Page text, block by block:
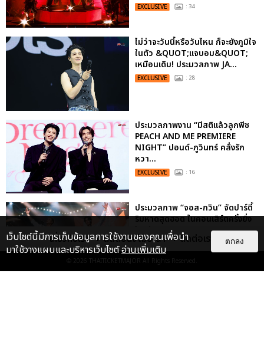
EXCLUSIVE : 34
ไม่ว่าจะวันนี้หรือวันไหน ก็จะยังภูมิใจ
ในตัว &QUOT;แจบอม&QUOT;
เหมือนเดิม! ประมวลภาพ JA...
EXCLUSIVE : 28
ประมวลภาพงาน “มีสติแล้วลูกพีช
PEACH AND ME PREMIERE
NIGHT” ปอนด์-ภูวินทร์ คลั่งรัก
หวา...
EXCLUSIVE : 16
ประมวลภาพ “จอส-กวิน” จัดปาร์ตี้
ริมหาดสุดฮอต ในคอนเสิร์ตครั้งยิ่ง
ใหญ่ “JOSS GAWIN HEAT ...
EXCLUSIVE : 34
เกี่ยวกับเรา ติดต่อลงโฆษณา ติดต่อเรา
© 2026 THAITICKETMAJOR All Rights Reserved.
เว็บไซต์นี้มีการเก็บข้อมูลการใช้งานของคุณเพื่อนำ
มาใช้วางแผนและบริหารเว็บไซต์อ่านเพิ่มเติม
ตกลง